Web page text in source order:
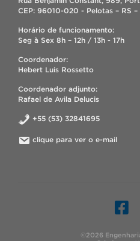
CEP: 96010-020 - Pelotas – RS –
Horário de funcionamento:
Seg à Sex 8h – 12h / 13h - 17h
Coordenador:
Hebert Luis Rossetto
Coordenador adjunto:
Rafael de Avila Delucis
+55 (53) 32841695
clique para ver o e-mail
©2026